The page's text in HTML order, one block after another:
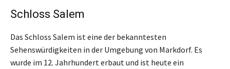
Schloss Salem
Das Schloss Salem ist eine der bekanntesten
Sehenswürdigkeiten in der Umgebung von Markdorf. Es
wurde im 12. Jahrhundert erbaut und ist heute ein